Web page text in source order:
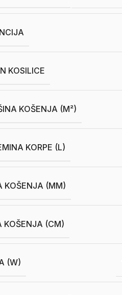
KOSILICE
KOŠENJA (M²)
KORPE (L)
KOŠENJA (MM)
KOŠENJA (CM)
(W)